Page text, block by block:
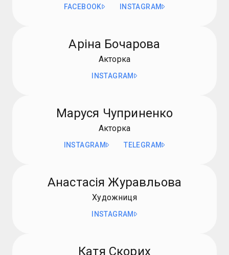
FACEBOOK INSTAGRAM
Аріна Бочарова
Акторка
INSTAGRAM
Маруся Чуприненко
Акторка
INSTAGRAM TELEGRAM
Анастасія Журавльова
Художниця
INSTAGRAM
Катя Скорих